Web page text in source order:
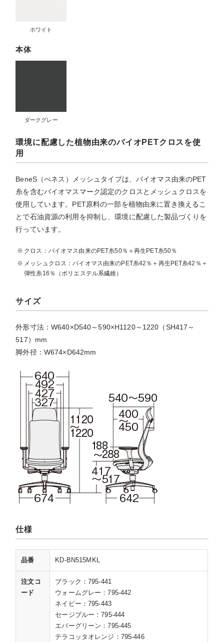
ホワイト
本体
ダークグレー
環境に配慮した植物由来のバイオPETクロスを使
用
BeneS（べネス）メッシュタイプは、バイオマス由来のPET
糸を含むバイオマスマーク認定のクロスとメッシュクロスを
使用しています。PET原料の一部を植物由来に置き換えるこ
とで石油資源の利用を抑制し、環境に配慮した製品づくりを
行っています。
クロス：バイオマス由来のPET糸50％＋再生PET糸50％
メッシュクロス：バイオマス由来のPET糸42％＋再生PET糸42％＋
弾性糸16％（ポリエステル系繊維）
サイズ
外形寸法：W640×D540～590×H1120～1220（SH417～
517）mm
脚外径：W674×D642mm
仕様
品番 KD-BN515MKL
注文コ
ード
ブラック：795-441
ウォームグレー：795-442
ネイビー：795-443
セージブルー：795-444
エバーグリーン：795-445
テラコッタオレンジ：795-446